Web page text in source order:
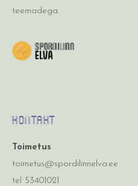
teemadega.
Kontakt
Toimetus
toimetus@spordilinnelva.ee
tel 53401021